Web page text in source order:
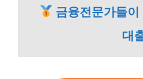
금융전문가들
대